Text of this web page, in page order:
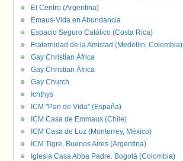
El Centro (Argentina)
Emaus-Vida en Abundancia
Espacio Seguro Católico (Costa Rica)
Fraternidad de la Amistad (Medellin, Colombia)
Gay Christian África
Gay Christian África
Gay Church
Ichthys
ICM "Pan de Vida" (España)
ICM Casa de Emmaus (Chile)
ICM Casa de Luz (Monterrey, México)
ICM Tigre, Buenos Aires (Argentina)
Iglesia Casa Abba Padre. Bogotá (Colombia)